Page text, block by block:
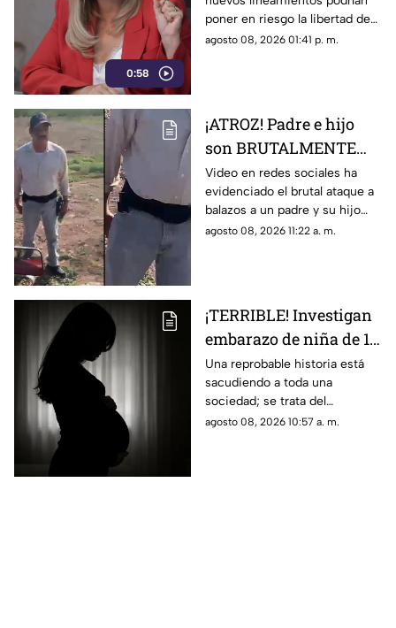
0:58
lineamientos y posible
censura
poner en riesgo la libertad de
expresión y abrir la puerta a
agosto 08, 2026 01:41 p. m.
¡ATROZ! Padre e hijo
son BRUTALMENTE
atacados con arma en
riña; hay un MUERTO
(+VIDEO)
Video en redes sociales ha
evidenciado el brutal ataque a
balazos a un padre y su hijo
que dejó a un muerto; esto es
agosto 08, 2026 11:22 a. m.
¡TERRIBLE! Investigan
embarazo de niña de 11
años; esto se sabe
(+VIDEO)
Una reprobable historia está
sacudiendo a toda una
sociedad; se trata del
embarazo de una niña de 11
agosto 08, 2026 10:57 a. m.